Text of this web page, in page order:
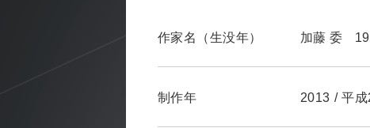
作家名（生没年） 加藤 委
制作年 2013 / 平